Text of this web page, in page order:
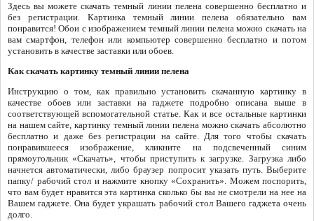
Здесь вы можете скачать темный линии пелена совершенно бесплатно и
без регистрации. Картинка темный линии пелена обязательно вам
понравится! Обои с изображением темный линии пелена можно скачать на
вам смартфон, телефон или компьютер совершенно бесплатно и потом
установить в качестве заставки или обоев.
Как скачать картинку темный линии пелена
Инструкцию о том, как правильно установить скачанную картинку в
качестве обоев или заставки на гаджете подробно описана выше в
соответствующей вспомогательной статье. Как и все остальные картинки
на нашем сайте, картинку темный линии пелена можно скачать абсолютно
бесплатно и даже без регистрации на сайте. Для того чтобы скачать
понравившееся изображение, кликните на подсвеченный синим
прямоугольник «Скачать», чтобы приступить к загрузке. Загрузка либо
начнется автоматически, либо браузер попросит указать путь. Выберите
папку/ рабочий стол и нажмите кнопку «Сохранить». Можем поспорить,
что вам будет нравится эта картинка сколько бы вы не смотрели на нее на
Вашем гаджете. Она будет украшать рабочий стол Вашего гаджета очень
долго.